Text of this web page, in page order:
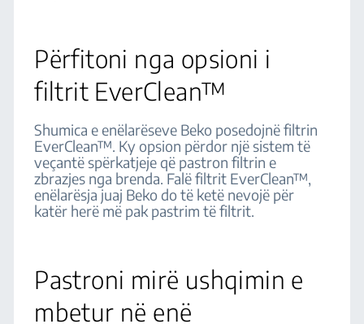
Përfitoni nga opsioni i
filtrit EverClean™
Shumica e enëlarëseve Beko posedojnë filtrin
EverClean™. Ky opsion përdor një sistem të
veçantë spërkatjeje që pastron filtrin e
zbrazjes nga brenda. Falë filtrit EverClean™,
enëlarësja juaj Beko do të ketë nevojë për
katër herë më pak pastrim të filtrit.
Pastroni mirë ushqimin e
mbetur në enë